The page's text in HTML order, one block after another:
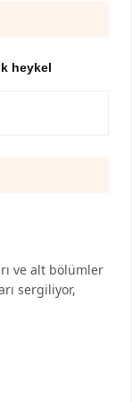
heykel
ve alt bölümler
sergiliyor,